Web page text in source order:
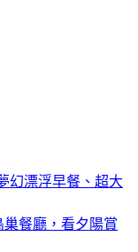
幻漂浮早餐、超大
巢餐廳，看夕陽賞